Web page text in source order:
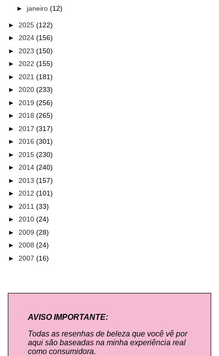
► janeiro (12)
► 2025 (122)
► 2024 (156)
► 2023 (150)
► 2022 (155)
► 2021 (181)
► 2020 (233)
► 2019 (256)
► 2018 (265)
► 2017 (317)
► 2016 (301)
► 2015 (230)
► 2014 (240)
► 2013 (157)
► 2012 (101)
► 2011 (33)
► 2010 (24)
► 2009 (28)
► 2008 (24)
► 2007 (16)
AVISO IMPORTANTE:
Todas as resenhas de beleza que você vê por
aqui são baseadas na minha experiência real
como consumidora.